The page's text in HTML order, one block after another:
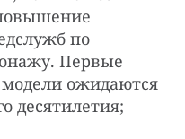
по
Первые
ожидаются
десятилетия;